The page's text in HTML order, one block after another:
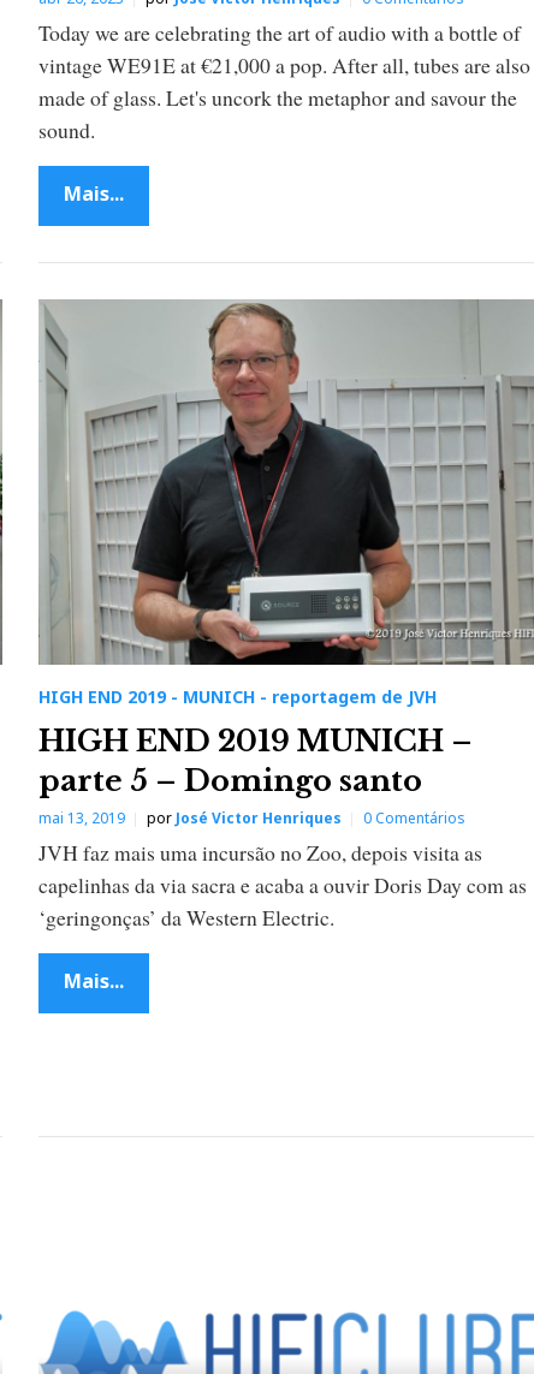
Today we are celebrating the art of audio with a bottle of
vintage WE91E at €21,000 a pop. After all, tubes are also
made of glass. Let's uncork the metaphor and savour the
sound.
Mais...
HIGH END 2019 - MUNICH - reportagem de JVH
HIGH END 2019 MUNICH –
parte 5 – Domingo santo
mai 13, 2019 por José Victor Henriques 0 Comentários
JVH faz mais uma incursão no Zoo, depois visita as
capelinhas da via sacra e acaba a ouvir Doris Day com as
‘geringonças’ da Western Electric.
Mais...